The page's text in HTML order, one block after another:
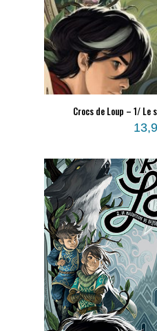
Crocs de Loup – 1/ Le